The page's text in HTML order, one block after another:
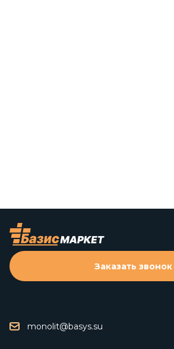
monolit@basys.su
Заказать звонок